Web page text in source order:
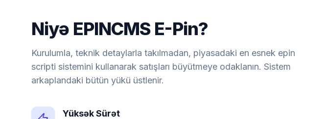
Niyə EPINCMS E-Pin?
Kurulumla, teknik detaylarla takılmadan, piyasadaki en esnek epin
scripti sistemini kullanarak satışları büyütmeye odaklanın. Sistem
arkaplandaki bütün yükü üstlenir.
Yüksək Sürət